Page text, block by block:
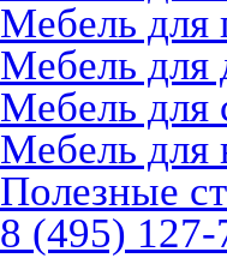
Мебель для
Мебель для
Мебель для
Мебель для
Полезные
8 (495) 127-